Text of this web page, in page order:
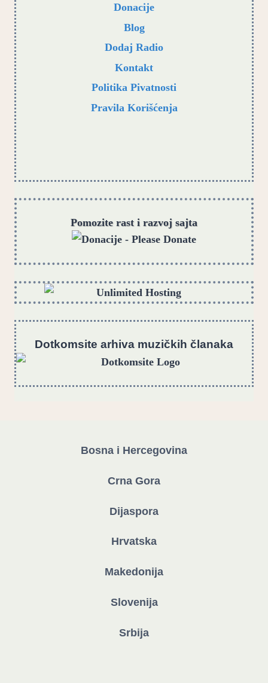
Donacije
Blog
Dodaj Radio
Kontakt
Politika Pivatnosti
Pravila Korišćenja
Pomozite rast i razvoj sajta
Dotkomsite arhiva muzičkih članaka
Bosna i Hercegovina
Crna Gora
Dijaspora
Hrvatska
Makedonija
Slovenija
Srbija